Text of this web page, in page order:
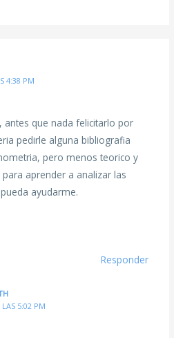
4:38 PM
antes que nada felicitarlo por
pedirle alguna bibliografia
pero menos teorico y
aprender a analizar las
ayudarme.
Responder
5:02 PM